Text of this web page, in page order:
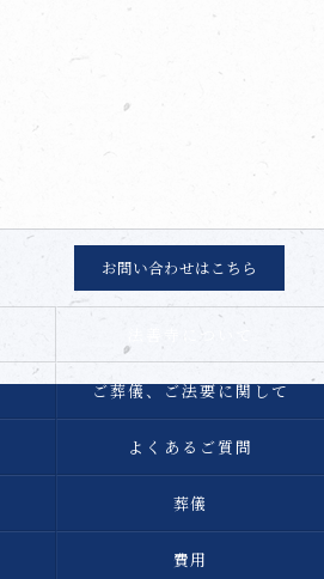
お問い合わせはこちら
ご葬儀、ご法要に関して
よくあるご質問
葬儀
費用